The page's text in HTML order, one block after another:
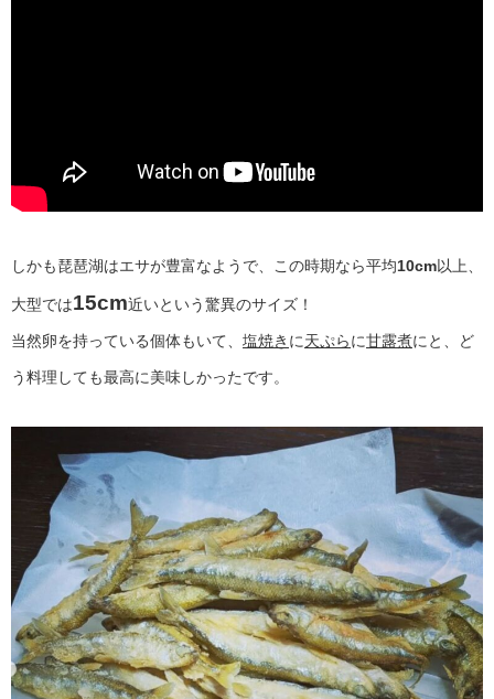
しかも琵琶湖はエサが豊富なようで、この時期なら平均10cm以上、
大型では15cm近いという驚異のサイズ！
当然卵を持っている個体もいて、 塩焼き に天ぷらに甘露煮にと、ど
う料理しても最高に美味しかったです。